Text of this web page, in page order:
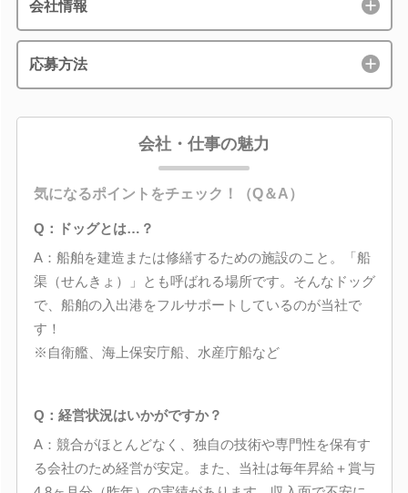
会社情報
応募方法
会社・仕事の魅力
気になるポイントをチェック！（Q＆A）
Q：ドッグとは…？
A：船舶を建造または修繕するための施設のこと。「船
渠（せんきょ）」とも呼ばれる場所です。そんなドッグ
で、船舶の入出港をフルサポートしているのが当社で
す！
※自衛艦、海上保安庁船、水産庁船など
Q：経営状況はいかがですか？
A：競合がほとんどなく、独自の技術や専門性を保有す
る会社のため経営が安定。また、当社は毎年昇給＋賞与